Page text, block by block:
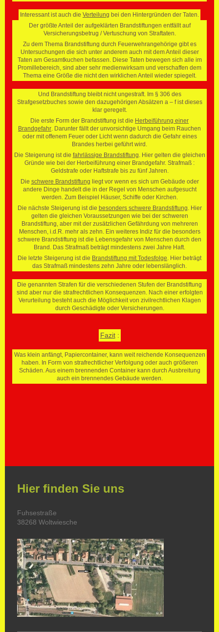
Interessant ist auch die Verteilung bei den Hintergründen der Taten.
Der größte Anteil der aufgeklärten Brandstiftungen entfällt auf
Versicherungsbetrug / Vertuschung von Straftaten.
Zu dem Thema Brandstiftung durch Feuerwehrangehörige gibt es
Untersuchungen die sich unter anderem auch mit dem Anteil dieser
Taten am Gesamtkuchen befassen. Diese Taten bewegen sich alle im
Promillebereich, sind aber sehr medienwirksam und verschaffen dem
Thema eine Größe die nicht den wirklichen Anteil wieder spiegelt.
Und Brandstiftung bleibt nicht ungestraft. Im § 306 des
Strafgesetzbuches sowie den dazugehörigen Absätzen a – f ist dieses
klar geregelt.
Die erste Form der Brandstiftung ist die Herbeiführung einer
Brandgefahr . Darunter fällt der unvorsichtige Umgang beim Rauchen
oder mit offenem Feuer oder Licht wenn dadurch die Gefahr eines
Brandes herbei geführt wird.
Die Steigerung ist die fahrlässige Brandstiftung . Hier gelten die gleichen
Gründe wie bei der Herbeiführung einer Brandgefahr. Strafmaß :
Geldstrafe oder Haftstrafe bis zu fünf Jahren.
Die schwere Brandstiftung liegt vor wenn es sich um Gebäude oder
andere Dinge handelt die in der Regel von Menschen aufgesucht
werden. Zum Beispiel Häuser, Schiffe oder Kirchen.
Die nächste Steigerung ist die besonders schwere Brandstiftung . Hier
gelten die gleichen Voraussetzungen wie bei der schweren
Brandstiftung, aber mit der zusätzlichen Gefährdung von mehreren
Menschen, i.d.R. mehr als zehn. Ein weiteres Indiz für die besonders
schwere Brandstiftung ist die Lebensgefahr von Menschen durch den
Brand. Das Strafmaß beträgt mindestens zwei Jahre Haft.
Die letzte Steigerung ist die Brandstiftung mit Todesfolge . Hier beträgt
das Strafmaß mindestens zehn Jahre oder lebenslänglich.
Die genannten Strafen für die verschiedenen Stufen der Brandstiftung
sind aber nur die strafrechtlichen Konsequenzen. Nach einer erfolgten
Verurteilung besteht auch die Möglichkeit von zivilrechtlichen Klagen
durch Geschädigte oder Versicherungen.
Fazit:
Was klein anfängt, Papiercontainer, kann weit reichende Konsequenzen
haben. In Form von strafrechtlicher Verfolgung oder auch größeren
Schäden. Aus einem brennenden Container kann durch Ausbreitung
auch ein brennendes Gebäude werden.
Hier finden Sie uns
Fuhsestraße
38268 Woltwiesche